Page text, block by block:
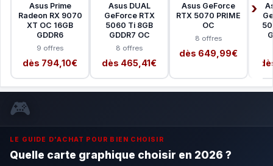
Asus Prime
Radeon RX 9070
XT OC 16GB
GDDR6
9 offres
dès 794,10€
Asus DUAL
GeForce RTX
5060 Ti 8GB
GDDR7 OC
8 offres
dès 465,41€
Asus GeForce
RTX 5070 PRIME
OC
8 offres
dès 649,99€
🎮
LE GUIDE D'ACHAT POUR BIEN CHOISIR
Quelle carte graphique choisir en 2026 ?